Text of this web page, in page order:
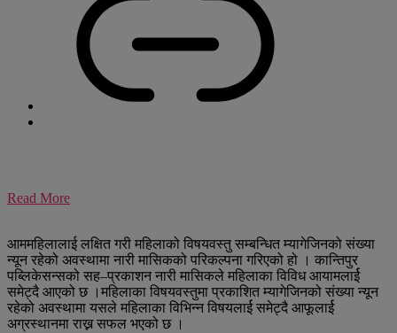
Read More
आममहिलालाई लक्षित गरी महिलाको विषयवस्तु सम्बन्धित म्यागेजिनको संख्या
न्यून रहेको अवस्थामा नारी मासिकको परिकल्पना गरिएको हो । कान्तिपुर
पब्लिकेसन्सको सह–प्रकाशन नारी मासिकले महिलाका विविध आयामलार्ई
समेट्दै आएको छ ।महिलाका विषयवस्तुमा प्रकाशित म्यागेजिनको संख्या न्यून
रहेको अवस्थामा यसले महिलाका विभिन्न विषयलार्ई समेट्दै आफूलार्ई
अग्रस्थानमा राख्न सफल भएको छ ।